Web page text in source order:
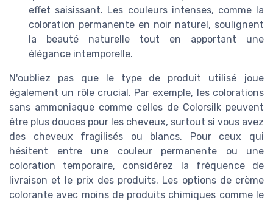
effet saisissant. Les couleurs intenses, comme la
coloration permanente en noir naturel, soulignent
la beauté naturelle tout en apportant une
élégance intemporelle.
N'oubliez pas que le type de produit utilisé joue
également un rôle crucial. Par exemple, les colorations
sans ammoniaque comme celles de Colorsilk peuvent
être plus douces pour les cheveux, surtout si vous avez
des cheveux fragilisés ou blancs. Pour ceux qui
hésitent entre une couleur permanente ou une
coloration temporaire, considérez la fréquence de
livraison et le prix des produits. Les options de crème
colorante avec moins de produits chimiques comme le